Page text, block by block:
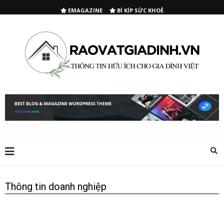
EMAGAZINE BÍ KÍP SỨC KHOẺ
Thông tin doanh nghiệp